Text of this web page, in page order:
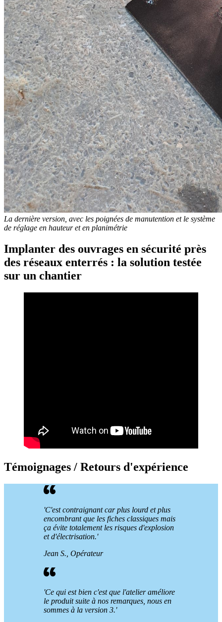
La dernière version, avec les poignées de manutention et le système
de réglage en hauteur et en planimétrie
Implanter des ouvrages en sécurité près
des réseaux enterrés : la solution testée
sur un chantier
Témoignages / Retours d'expérience
'C'est contraignant car plus lourd et plus
encombrant que les fiches classiques mais
ça évite totalement les risques d'explosion
et d'électrisation.'
Jean S., Opérateur
'Ce qui est bien c'est que l'atelier améliore
le produit suite à nos remarques, nous en
sommes à la version 3.'